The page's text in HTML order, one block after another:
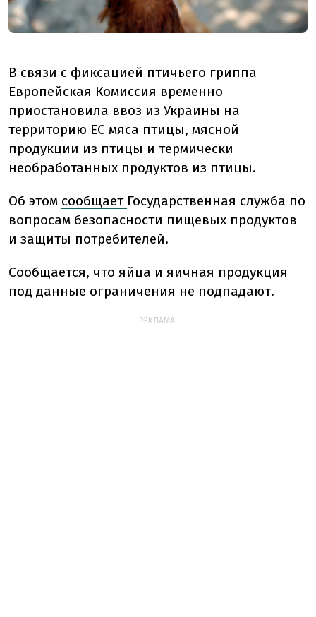
В связи с фиксацией птичьего гриппа
Европейская Комиссия временно
приостановила ввоз из Украины на
территорию ЕС мяса птицы, мясной
продукции из птицы и термически
необработанных продуктов из птицы.
Об этом сообщает Государственная служба по
вопросам безопасности пищевых продуктов
и защиты потребителей.
Сообщается, что яйца и яичная продукция
под данные ограничения не подпадают.
РЕКЛАМА: